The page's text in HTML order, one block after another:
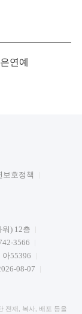
연예
보호정책
) 12층
3566
55396
08-07
전재, 복사, 배포 등을